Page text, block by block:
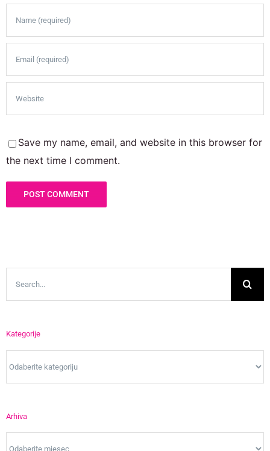
Save my name, email, and website in this browser for
the next time I comment.
Kategorije
Arhiva